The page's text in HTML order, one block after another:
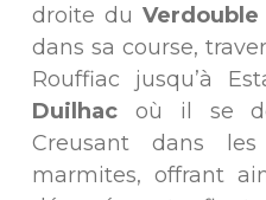
droite duVerdouble
dans sa course,
Rouffiac jusqu’à
Duilhacoù il se
Creusant dans
marmites, offrant